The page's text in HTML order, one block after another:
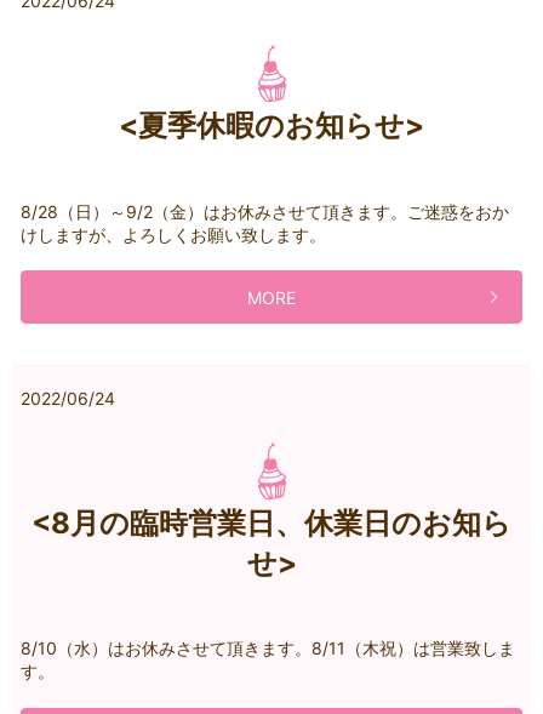
<夏季休暇のお知らせ>
8/28（日）～9/2（金）はお休みさせて頂きます。ご迷惑をおか
けしますが、よろしくお願い致します。
MORE
2022/06/24
<8月の臨時営業日、休業日のお知ら
せ>
8/10（水）はお休みさせて頂きます。8/11（木祝）は営業致しま
す。